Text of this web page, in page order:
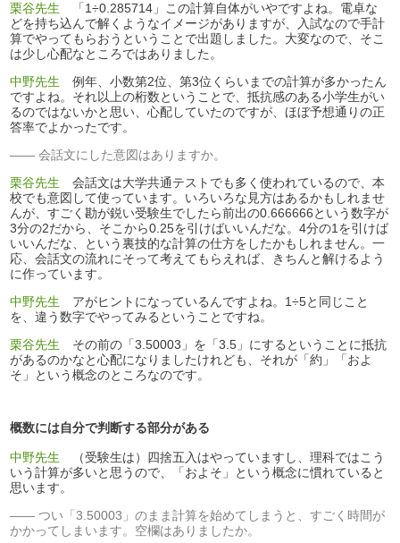
栗谷先生 「1÷0.285714」この計算自体がいやですよね。電卓な
どを持ち込んで解くようなイメージがありますが、入試なので手計
算でやってもらおうということで出題しました。大変なので、そこ
は少し心配なところではありました。
中野先生 例年、小数第2位、第3位くらいまでの計算が多かったん
ですよね。それ以上の桁数ということで、抵抗感のある小学生がい
るのではないかと思い、心配していたのですが、ほぼ予想通りの正
答率でよかったです。
会話文にした意図はありますか。
栗谷先生 会話文は大学共通テストでも多く使われているので、本
校でも意図して使っています。いろいろな見方はあるかもしれませ
んが、すごく勘が鋭い受験生でしたら前出の0.666666という数字が
3分の2だから、そこから0.25を引けばいいんだな。4分の1を引けば
いいんだな、という裏技的な計算の仕方をしたかもしれません。一
応、会話文の流れにそって考えてもらえれば、きちんと解けるよう
に作っています。
中野先生 アがヒントになっているんですよね。1÷5と同じこと
を、違う数字でやってみるということですね。
栗谷先生 その前の「3.50003」を「3.5」にするということに抵抗
があるのかなと心配になりましたけれども、それが「約」「およ
そ」という概念のところなのです。
概数には自分で判断する部分がある
中野先生 （受験生は）四捨五入はやっていますし、理科ではこう
いう計算が多いと思うので、「およそ」という概念に慣れていると
思います。
つい「3.50003」のまま計算を始めてしまうと、すごく時間が
かかってしまいます。空欄はありましたか。